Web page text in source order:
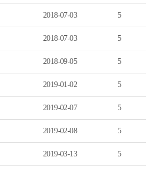
2018-07-03 5
2018-07-03 5
2018-09-05 5
2019-01-02 5
2019-02-07 5
2019-02-08 5
2019-03-13 5